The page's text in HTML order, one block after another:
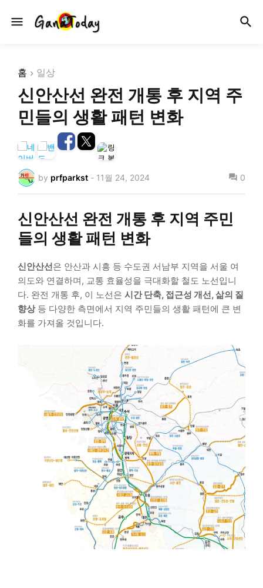
홈 일상
신안산선 완전 개통 후 지역 주
민들의 생활 패턴 변화
by prfparkst - 11월 24, 2024 0
신안산선 완전 개통 후 지역 주민
들의 생활 패턴 변화
신안산선은 안산과 시흥 등 수도권 서남부 지역을 서울 여
의도와 연결하며, 교통 효율성을 극대화할 철도 노선입니
다. 완전 개통 후, 이 노선은 시간 단축, 접근성 개선, 삶의 질
향상등 다양한 측면에서 지역 주민들의 생활 패턴에 큰 변
화를 가져올 것입니다.